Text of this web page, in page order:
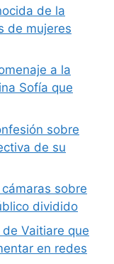
de la
de mujeres
a la
Sofía que
sobre
de su
sobre
dividido
Vaitiare que
en redes